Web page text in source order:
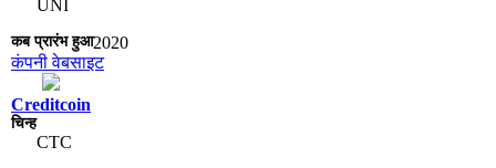
UNI
2020
कंपनी वेबसाइट
Creditcoin
CTC